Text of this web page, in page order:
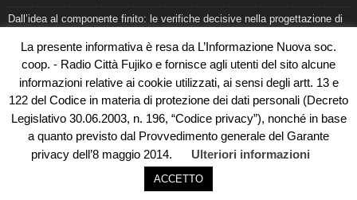
Dall’idea al componente finito: le verifiche decisive nella progettazione di
Belvedere Marittimo e il report ARPACAL 2026 sulla qualità del mare
Come organizzare e allestire una camera ardente per l’ultimo saluto
Umidità di risalita in casa, come riconoscere i segnali veri
© Copyright 2019 - Rivoluzioni Digitali
La presente informativa è resa da L’Informazione Nuova soc.
coop. - Radio Città Fujiko e fornisce agli utenti del sito alcune
informazioni relative ai cookie utilizzati, ai sensi degli artt. 13 e
122 del Codice in materia di protezione dei dati personali (Decreto
Legislativo 30.06.2003, n. 196, “Codice privacy”), nonché in base
a quanto previsto dal Provvedimento generale del Garante
privacy dell’8 maggio 2014.
Ulteriori informazioni
ACCETTO